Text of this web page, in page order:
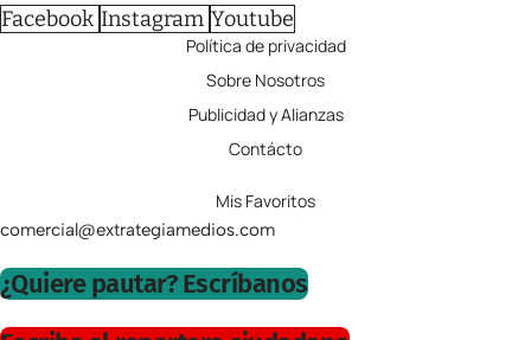
Facebook Instagram Youtube
Política de privacidad
Sobre Nosotros
Publicidad y Alianzas
Contácto
Mis Favoritos
comercial@extrategiamedios.com
¿Quiere pautar? Escríbanos